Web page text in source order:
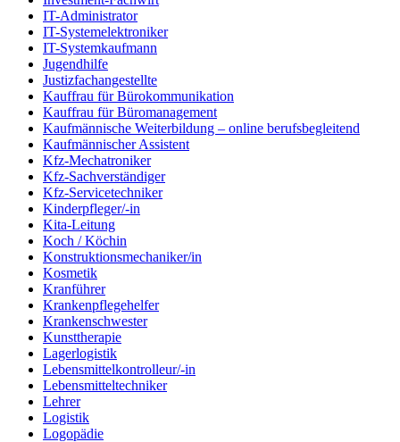
IT-Administrator
IT-Systemelektroniker
IT-Systemkaufmann
Jugendhilfe
Justizfachangestellte
Kauffrau für Bürokommunikation
Kauffrau für Büromanagement
Kaufmännische Weiterbildung – online berufsbegleitend
Kaufmännischer Assistent
Kfz-Mechatroniker
Kfz-Sachverständiger
Kfz-Servicetechniker
Kinderpfleger/-in
Kita-Leitung
Koch / Köchin
Konstruktionsmechaniker/in
Kosmetik
Kranführer
Krankenpflegehelfer
Krankenschwester
Kunsttherapie
Lagerlogistik
Lebensmittelkontrolleur/-in
Lebensmitteltechniker
Lehrer
Logistik
Logopädie